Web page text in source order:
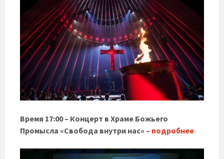
Время 17:00 – Концерт в Храме Божьего
Промысла «Свобода внутри нас» – подробнее